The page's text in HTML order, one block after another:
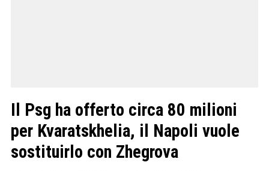
Il Psg ha offerto circa 80 milioni
per Kvaratskhelia, il Napoli vuole
sostituirlo con Zhegrova